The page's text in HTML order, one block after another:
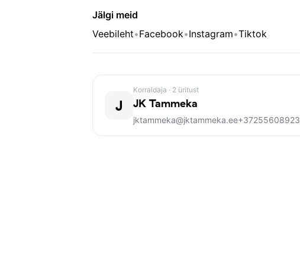
Jälgi meid
Veebileht•Facebook•Instagram•Tiktok
J
Korraldaja · 2 üritust
JK Tammeka
jktammeka@jktammeka.ee+37255608923